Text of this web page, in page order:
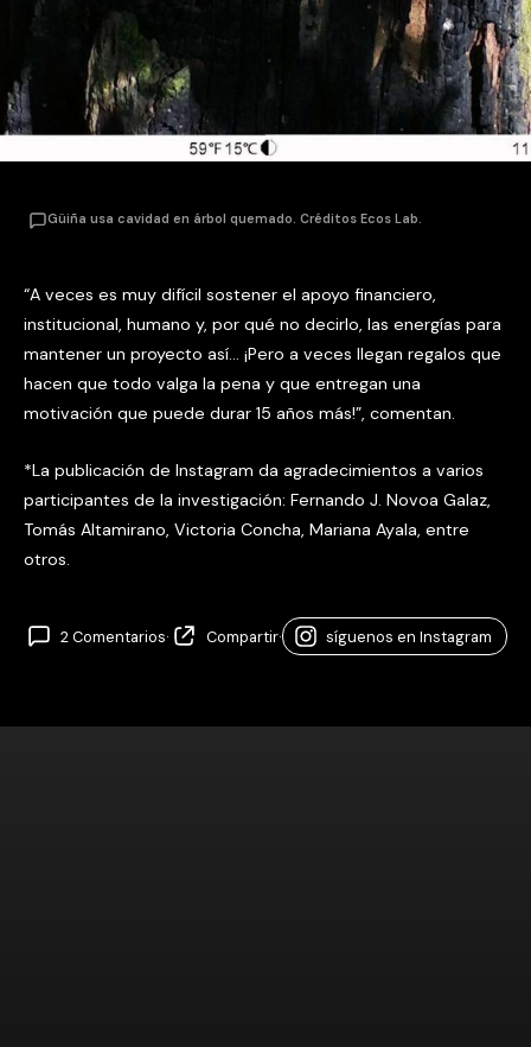
Güiña usa cavidad en árbol quemado. Créditos Ecos Lab.
“A veces es muy difícil sostener el apoyo financiero,
institucional, humano y, por qué no decirlo, las energías para
mantener un proyecto así… ¡Pero a veces llegan regalos que
hacen que todo valga la pena y que entregan una
motivación que puede durar 15 años más!”, comentan.
*La publicación de Instagram da agradecimientos a varios
participantes de la investigación: Fernando J. Novoa Galaz,
Tomás Altamirano, Victoria Concha, Mariana Ayala, entre
otros.
2 Comentarios· Compartir· síguenos en Instagram